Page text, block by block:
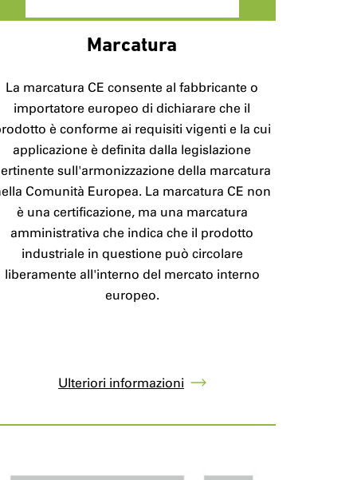
Marcatura
La marcatura CE consente al fabbricante o
importatore europeo di dichiarare che il
è conforme ai requisiti vigenti e la cui
applicazione è definita dalla legislazione
sull'armonizzazione della marcatura
Comunità Europea. La marcatura CE non
è una certificazione, ma una marcatura
amministrativa che indica che il prodotto
industriale in questione può circolare
liberamente all'interno del mercato interno
europeo.
Ulteriori informazioni